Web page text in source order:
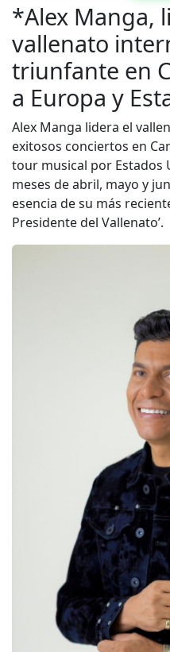
*Alex Manga,
vallenato
triunfante en
a Europa y
Alex Manga lidera el
exitosos conciertos en
tour musical por Estados
meses de abril, mayo y
esencia de su más
Presidente del Vallenato’.